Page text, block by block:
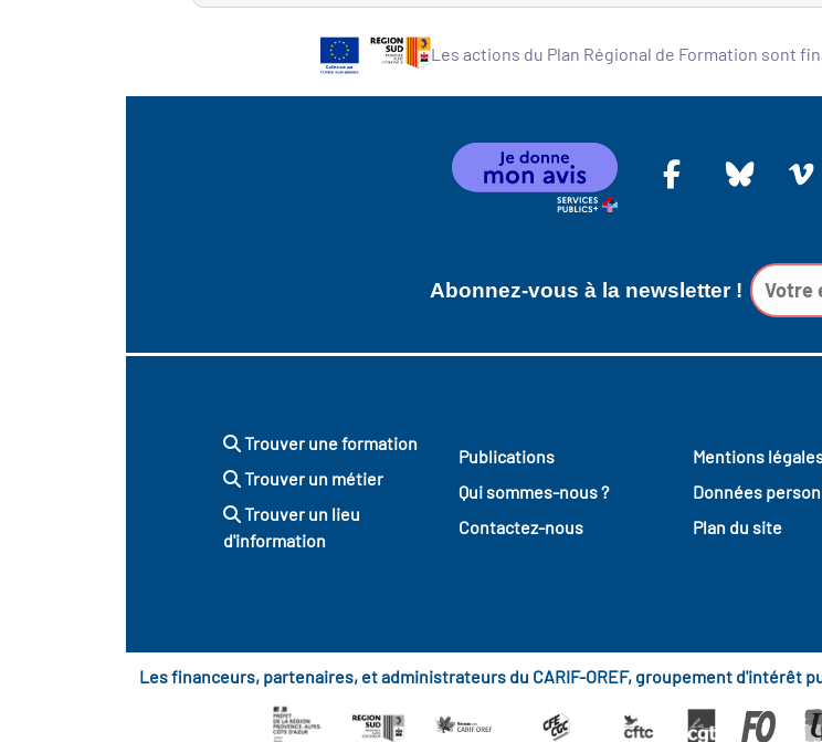
Les actions du Plan Régional de Formation sont
Abonnez-vous à la newsletter !
Trouver une formation
Trouver un métier
Trouver un lieu
d'information
Publications
Qui sommes-nous ?
Contactez-nous
Mentions
Données
Plan du site
Les financeurs, partenaires, et administrateurs du CARIF-OREF, groupement d'intérêt